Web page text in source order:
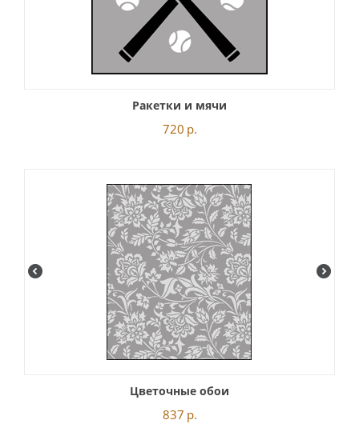
Ракетки и мячи
720 р.
Цветочные обои
837 р.